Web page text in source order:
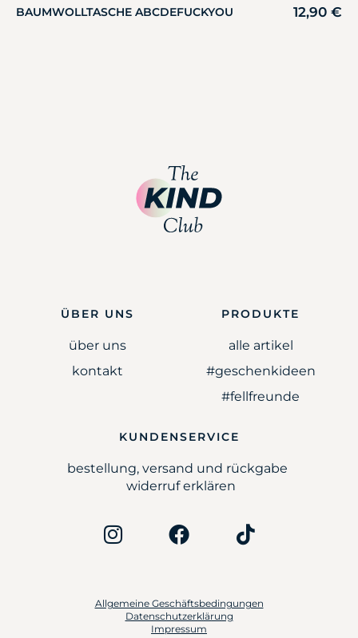
BAUMWOLLTASCHE ABCDEFUCKYOU 12,90 €
ÜBER UNS
über uns
kontakt
PRODUKTE
alle artikel
#geschenkideen
#fellfreunde
KUNDENSERVICE
bestellung, versand und rückgabe
widerruf erklären
Allgemeine Geschäftsbedingungen
Datenschutzerklärung
Impressum